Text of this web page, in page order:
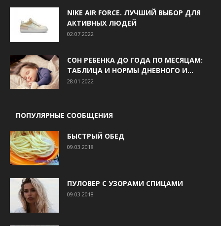
NIKE AIR FORCE. ЛУЧШИЙ ВЫБОР ДЛЯ
АКТИВНЫХ ЛЮДЕЙ
02.07.2022
СОН РЕБЕНКА ДО ГОДА ПО МЕСЯЦАМ:
ТАБЛИЦА И НОРМЫ ДНЕВНОГО И...
28.01.2022
ПОПУЛЯРНЫЕ СООБЩЕНИЯ
БЫСТРЫЙ ОБЕД
09.03.2018
ПУЛОВЕР С УЗОРАМИ СПИЦАМИ
09.03.2018